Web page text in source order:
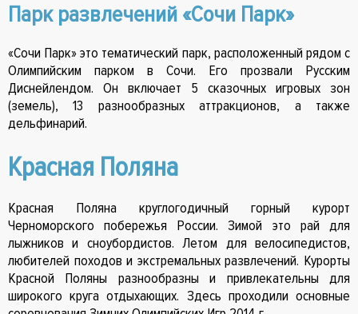
Парк развлечений «Сочи Парк»
«Сочи Парк» это тематический парк, расположенный рядом с
Олимпийским парком в Сочи. Его прозвали Русским
Диснейлендом. Он включает 5 сказочных игровых зон
(земель), 13 разнообразных аттракционов, а также
дельфинарий.
Красная Поляна
Красная Поляна круглогодичный горный курорт
Черноморского побережья России. Зимой это рай для
лыжников и сноубордистов. Летом для велосипедистов,
любителей походов и экстремальных развлечений. Курорты
Красной Поляны разнообразны и привлекательны для
широкого круга отдыхающих. Здесь проходили основные